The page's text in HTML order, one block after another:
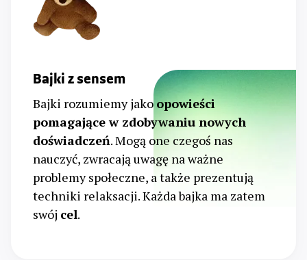
Bajki z sensem
Bajki rozumiemy jakoopowieści
pomagające w zdobywaniu nowych
doświadczeń. Mogą one czegoś nas
nauczyć, zwracają uwagę na ważne
problemy społeczne, a także prezentują
techniki relaksacji. Każda bajka ma zatem
swój cel.